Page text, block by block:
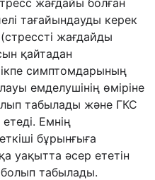
жағдайы болған
тағайындауды керек
(стрессті жағдайды
қайтадан
симптомдарының
емделушінің өміріне
табылады және ГКС
Емнің
бұрынғыға
уақытта әсер ететін
табылады.